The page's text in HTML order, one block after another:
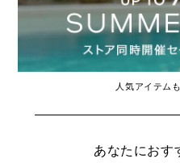
人気アイテム
あなたにおす